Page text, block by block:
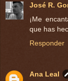
José R.
¡Me
que has
Responder
Ana Leal